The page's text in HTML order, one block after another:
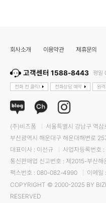
회사소개 이용약관 제휴문의
고객센터 1588-8443 평일
전화 전 클릭! 전화상담 예약 원
(주)비즈폼
서울특별시 강남구 역
부산광역시 해운대구 해운대해변로
대표이사 : 이선규
사업자등록번호
통신판매업 신고번호 : 제2015-부산
팩스번호 : 080-082-4990
이메
COPYRIGHT © 2000-2025 BY
RESERVED